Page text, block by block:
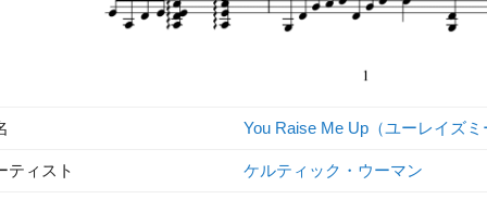
You Raise Me Up（ユーレイズミ
ティスト ケルティック・ウーマン